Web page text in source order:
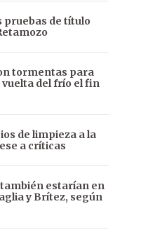
pruebas de título
tormentas para
del frío el fin
de limpieza a la
a críticas
también estarían en
y Brítez, según